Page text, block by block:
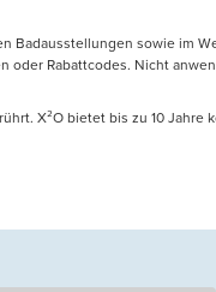
Badausstellungen sowie im
Rabattcodes. Nicht
X²O bietet bis zu 10